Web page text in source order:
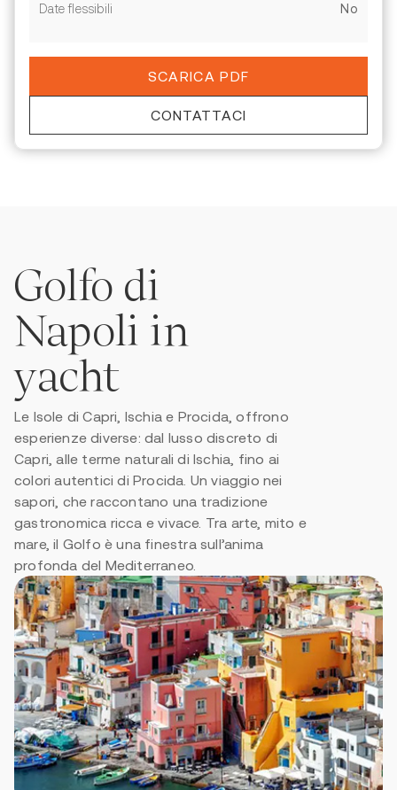
Date flessibili No
SCARICA PDF
CONTATTACI
Data partenza
Data arrivo
N. passeggeri
Itineario personalizzato
Dati del richiedente
Nome
Cognome*
Email*
Numero di telefono*
Golfo di
Napoli in
yacht
Le Isole di Capri, Ischia e Procida, offrono
esperienze diverse: dal lusso discreto di
Capri, alle terme naturali di Ischia, fino ai
colori autentici di Procida. Un viaggio nei
sapori, che raccontano una tradizione
gastronomica ricca e vivace. Tra arte, mito e
mare, il Golfo è una finestra sull’anima
profonda del Mediterraneo.